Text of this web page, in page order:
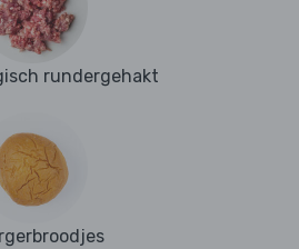
rundergehakt